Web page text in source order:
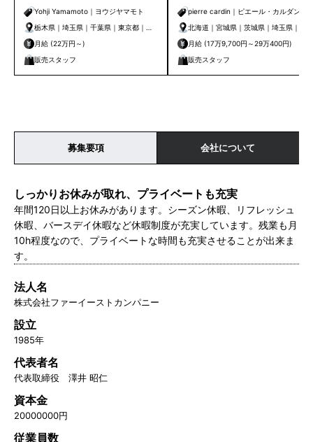
Yohji Yamamoto｜ヨウジヤマモト
栃木県｜埼玉県｜千葉県｜東京都｜神
奈川県｜新潟県｜愛知県｜京都府｜大
阪府｜兵庫県｜和歌山県｜広島県｜徳
島県｜香川県｜福岡県｜熊本県
月給 (22万円～)
販売スタッフ
フ募集
pierre cardin｜ピエール・カルダン
北海道｜宮城県｜茨城県｜埼玉県｜千
葉県｜東京都｜神奈川県｜福井県｜静
岡県｜愛知県｜京都府｜大阪府｜兵庫
県｜奈良県｜岡山県｜広島県｜福岡県
月給 (17万9,700円～29万400円)
販売スタッフ
募集要項 会社について
しっかりお休みが取れ、プライベートも充実
年間120日以上お休みがあります。シーズン休暇、リフレッシュ
休暇、バースデイ休暇など休暇制度が充実しています。残業も月
10h程度なので、プライベートな時間も充実させることが出来ま
す。
法人名
株式会社ファーイーストカンパニー
設立
1985年
代表者名
代表取締役 澤井 昭仁
資本金
20000000円
従業員数